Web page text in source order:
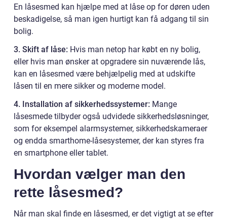
En låsesmed kan hjælpe med at låse op for døren uden
beskadigelse, så man igen hurtigt kan få adgang til sin
bolig.
3. Skift af låse: Hvis man netop har købt en ny bolig,
eller hvis man ønsker at opgradere sin nuværende lås,
kan en låsesmed være behjælpelig med at udskifte
låsen til en mere sikker og moderne model.
4. Installation af sikkerhedssystemer: Mange
låsesmede tilbyder også udvidede sikkerhedsløsninger,
som for eksempel alarmsystemer, sikkerhedskameraer
og endda smarthome-låsesystemer, der kan styres fra
en smartphone eller tablet.
Hvordan vælger man den
rette låsesmed?
Når man skal finde en låsesmed, er det vigtigt at se efter